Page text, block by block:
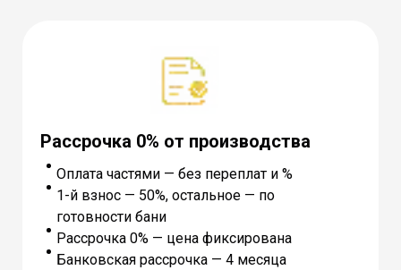
Оплата частями — без переплат и %
1-й взнос — 50%, остальное — по
готовности бани
Рассрочка 0% — цена фиксирована
Банковская рассрочка — 4 месяца
Рассрочка 0% от производства